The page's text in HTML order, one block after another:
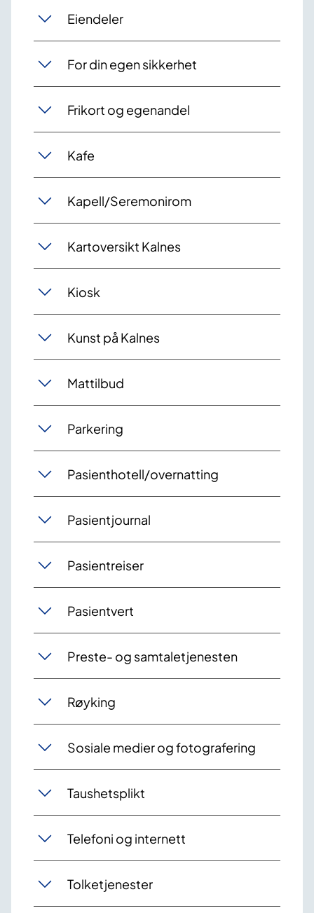
Eiendeler
For din egen sikkerhet
Frikort og egenandel
Kafe
Kapell/Seremonirom
Kartoversikt Kalnes
Kiosk
Kunst på Kalnes
Mattilbud
Parkering
Pasienthotell/overnatting
Pasientjournal
Pasientreiser
Pasientvert
Preste- og samtaletjenesten
Røyking
Sosiale medier og fotografering
Taushetsplikt
Telefoni og internett
Tolketjenester